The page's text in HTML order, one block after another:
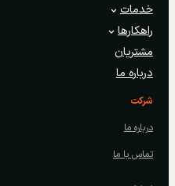
خدمات
راهکارها
مشتریان
درباره ما
شرکت
درباره ما
تماس با ما